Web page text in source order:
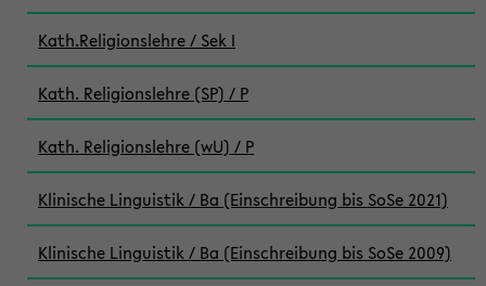
Kath.Religionslehre / Sek I
Kath. Religionslehre (SP) / P
Kath. Religionslehre (wU) / P
Klinische Linguistik / Ba (Einschreibung bis SoSe 2021)
Klinische Linguistik / Ba (Einschreibung bis SoSe 2009)